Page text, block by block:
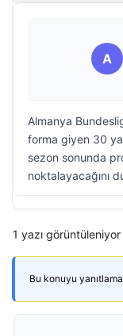
A
Almanya
forma giyen 30
sezon sonunda
noktalayacağını
1 yazı
Bu konuyu